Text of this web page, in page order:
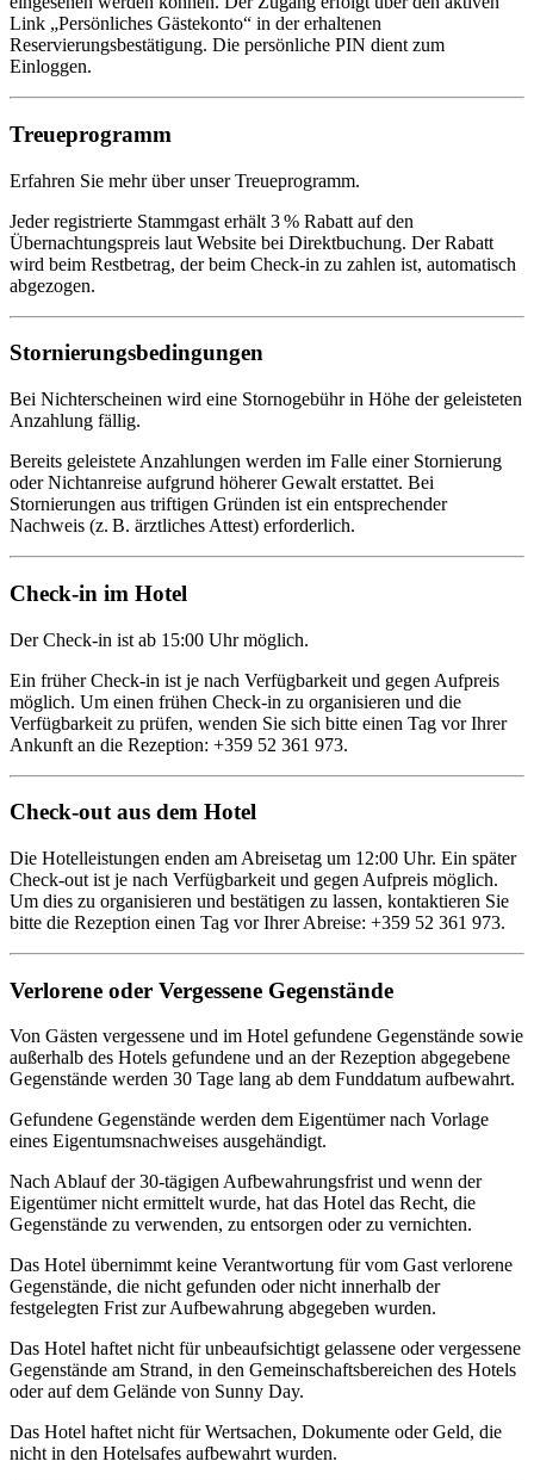
Link „Persönliches Gästekonto“ in der erhaltenen
Reservierungsbestätigung. Die persönliche PIN dient zum
Einloggen.
Treueprogramm
Erfahren Sie mehr über unser Treueprogramm.
Jeder registrierte Stammgast erhält 3 % Rabatt auf den
Übernachtungspreis laut Website bei Direktbuchung. Der Rabatt
wird beim Restbetrag, der beim Check-in zu zahlen ist, automatisch
abgezogen.
Stornierungsbedingungen
Bei Nichterscheinen wird eine Stornogebühr in Höhe der geleisteten
Anzahlung fällig.
Bereits geleistete Anzahlungen werden im Falle einer Stornierung
oder Nichtanreise aufgrund höherer Gewalt erstattet. Bei
Stornierungen aus triftigen Gründen ist ein entsprechender
Nachweis (z. B. ärztliches Attest) erforderlich.
Check-in im Hotel
Der Check-in ist ab 15:00 Uhr möglich.
Ein früher Check-in ist je nach Verfügbarkeit und gegen Aufpreis
möglich. Um einen frühen Check-in zu organisieren und die
Verfügbarkeit zu prüfen, wenden Sie sich bitte einen Tag vor Ihrer
Ankunft an die Rezeption: +359 52 361 973.
Check-out aus dem Hotel
Die Hotelleistungen enden am Abreisetag um 12:00 Uhr. Ein später
Check-out ist je nach Verfügbarkeit und gegen Aufpreis möglich.
Um dies zu organisieren und bestätigen zu lassen, kontaktieren Sie
bitte die Rezeption einen Tag vor Ihrer Abreise: +359 52 361 973.
Verlorene oder Vergessene Gegenstände
Von Gästen vergessene und im Hotel gefundene Gegenstände sowie
außerhalb des Hotels gefundene und an der Rezeption abgegebene
Gegenstände werden 30 Tage lang ab dem Funddatum aufbewahrt.
Gefundene Gegenstände werden dem Eigentümer nach Vorlage
eines Eigentumsnachweises ausgehändigt.
Nach Ablauf der 30-tägigen Aufbewahrungsfrist und wenn der
Eigentümer nicht ermittelt wurde, hat das Hotel das Recht, die
Gegenstände zu verwenden, zu entsorgen oder zu vernichten.
Das Hotel übernimmt keine Verantwortung für vom Gast verlorene
Gegenstände, die nicht gefunden oder nicht innerhalb der
festgelegten Frist zur Aufbewahrung abgegeben wurden.
Das Hotel haftet nicht für unbeaufsichtigt gelassene oder vergessene
Gegenstände am Strand, in den Gemeinschaftsbereichen des Hotels
oder auf dem Gelände von Sunny Day.
Das Hotel haftet nicht für Wertsachen, Dokumente oder Geld, die
nicht in den Hotelsafes aufbewahrt wurden.